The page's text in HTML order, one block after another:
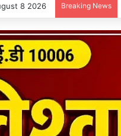
8 2026 Breaking News